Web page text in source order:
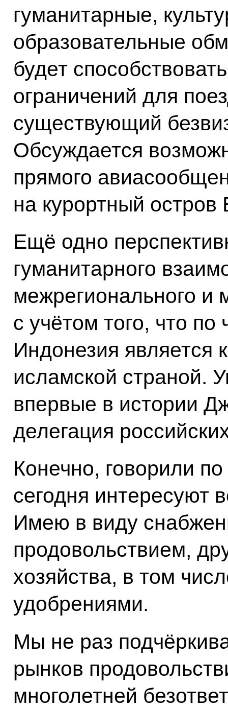
гуманитарные,
образовательные
будет
ограничений для
существующий
Обсуждается
прямого
на курортный остров
Ещё одно
гуманитарного
межрегионального и
с учётом того, что
Индонезия является
исламской страной.
впервые в истории
делегация
Конечно, говорили
сегодня интересуют
Имею в виду
продовольствием,
хозяйства, в том
удобрениями.
Мы не раз
рынков
многолетней